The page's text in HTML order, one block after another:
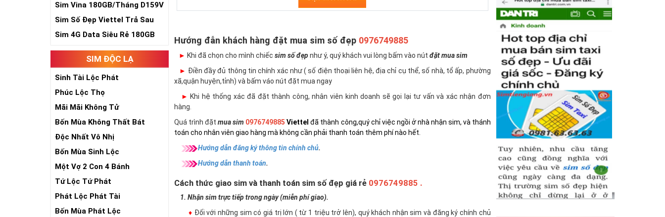
Sim Vina 180GB/Tháng D159V
Sim Số Đẹp Viettel Trả Sau
Sim 4G Data Siêu Rẻ 180GB
SIM ĐỘC LẠ
Sinh Tài Lộc Phát
Phúc Lộc Thọ
Mãi Mãi Không Tử
Bốn Mùa Không Thất Bát
Độc Nhất Vô Nhị
Bốn Mùa Sinh Lộc
Một Vợ 2 Con 4 Bánh
Tứ Lộc Tứ Phát
Phát Lộc Phát Tài
Bốn Mùa Phát Lộc
Hướng đẫn khách hàng đặt mua sim số đẹp 0976749885
► Khi đã chọn cho mình chiếcsim số đẹpnhư ý, quý khách vui lòng bấm vào nútđặt mua sim
► Điền đầy đủ thông tin chính xác như ( số điện thoại liên hệ, địa chỉ cụ thể, số nhà, tổ ấp, phường
xã,quận huyện,tỉnh) và bấm váo nút đặt mua ngay
► Khi hệ thống xác đã đặt thành công, nhân viên kinh doanh sẽ gọi lại tư vấn và xác nhận đơn
hàng.
Quá trình đặtmua sim 0976749885Viettelđã thành công,quý chỉ việc ngồi ở nhà nhận sim, và thánh
toán cho nhân viên giao hàng mà không cần phải thanh toán thêm phí nào hết.
Hướng dẫn đăng ký thông tin chính chủ.
Hướng dẫn thanh toán.
Cách thức giao sim và thanh toán sim số đẹp giá rẻ 0976749885 .
1. Nhận sim trực tiếp trong ngày (miễn phí giao).
♦ Đối với những sim có giá trị lớn ( từ 1 triệu trở lên), quý khách nhận sim và đăng ký chính chủ